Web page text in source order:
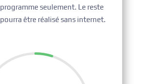
programme seulement. Le reste
pourra être réalisé sans internet.